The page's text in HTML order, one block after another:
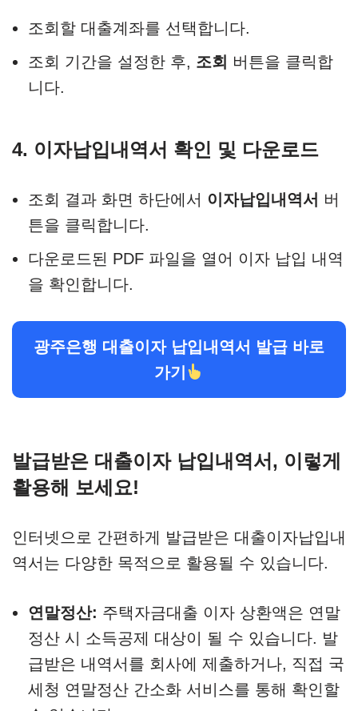
조회할 대출계좌를 선택합니다.
조회 기간을 설정한 후, 조회 버튼을 클릭합
니다.​
4. 이자납입내역서 확인 및 다운로드
조회 결과 화면 하단에서 이자납입내역서 버
튼을 클릭합니다.
다운로드된 PDF 파일을 열어 이자 납입 내역
을 확인합니다.​
광주은행 대출이자 납입내역서 발급 바로
가기
발급받은 대출이자 납입내역서, 이렇게
활용해 보세요!
인터넷으로 간편하게 발급받은 대출이자납입내
역서는 다양한 목적으로 활용될 수 있습니다.
연말정산: 주택자금대출 이자 상환액은 연말
정산 시 소득공제 대상이 될 수 있습니다. 발
급받은 내역서를 회사에 제출하거나, 직접 국
세청 연말정산 간소화 서비스를 통해 확인할